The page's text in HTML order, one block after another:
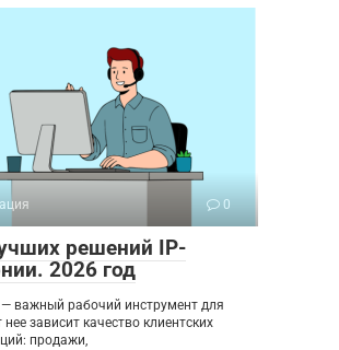
0
решений IP-
2026 год
важный рабочий инструмент для
нее зависит качество клиентских
продажи,